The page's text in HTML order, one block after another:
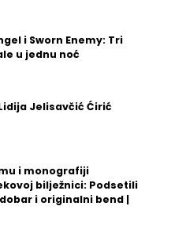
i Sworn Enemy: Tri
u jednu noć
Lidija Jelisavčić Ćirić
i monografiji
bilježnici: Podsetili
i originalni bend |